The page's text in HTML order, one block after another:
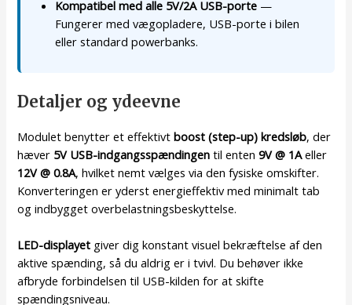
Kompatibel med alle 5V/2A USB-porte —
Fungerer med vægopladere, USB-porte i bilen
eller standard powerbanks.
Detaljer og ydeevne
Modulet benytter et effektivtboost (step-up) kredsløb, der
hæver 5V USB-indgangsspændingen til enten9V @ 1Aeller
12V @ 0.8A, hvilket nemt vælges via den fysiske omskifter.
Konverteringen er yderst energieffektiv med minimalt tab
og indbygget overbelastningsbeskyttelse.
LED-displayet giver dig konstant visuel bekræftelse af den
aktive spænding, så du aldrig er i tvivl. Du behøver ikke
afbryde forbindelsen til USB-kilden for at skifte
spændingsniveau.